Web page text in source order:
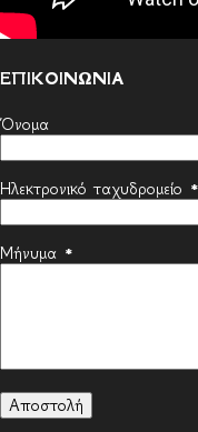
ΕΠΙΚΟΙΝΩΝΙΑ
Όνομα
Ηλεκτρονικό ταχυδρομείο *
Μήνυμα *